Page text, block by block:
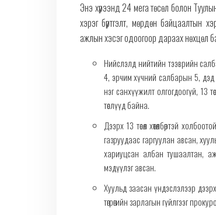
Энэ хүрээнд 24 мега төсөл болон
хэрэг бүртгэлт, мөрдөн байцаалтын
ажлын хэсэг одоогоор дараах нөхцөл
Нийслэлд нийтийн тээврийн
4, эрчим хүчний салбарын 5, дэд
нэг санхүүжилт олгогдоогүй, 13
төслүүд байна.
Дээрх 13 төсөл хөтөлбөртэй
газруудаас гаргуулан авсан,
хариуцсан албан тушаалтан, аж
мэдүүлэг авсан.
Хуульд заасан үндэслэлээр
төгрөгийн зарлагын гүйлгээг